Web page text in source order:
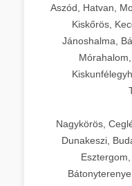
Aszód, Hatvan,
Kiskőrös,
Jánoshalma,
Nagykörös,
Dunakeszi,